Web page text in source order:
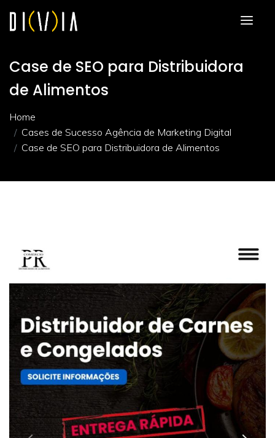
Case de SEO para Distribuidora
de Alimentos
Home
Cases de Sucesso Agência de Marketing Digital
Case de SEO para Distribuidora de Alimentos